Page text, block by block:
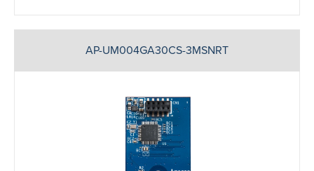
AP-UM004GA30CS-3MSNRT